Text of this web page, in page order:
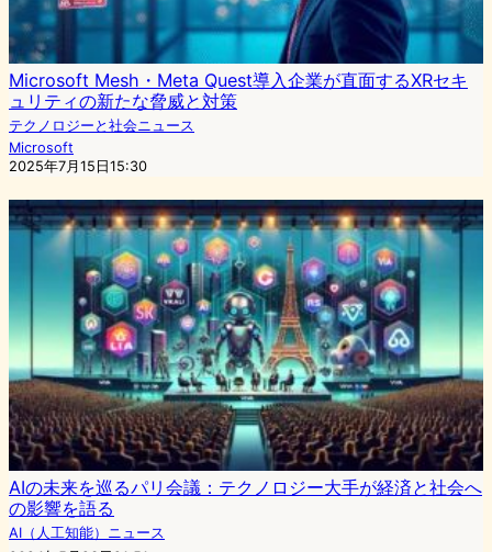
Microsoft Mesh・Meta Quest導入企業が直面するXRセキ
ュリティの新たな脅威と対策
テクノロジーと社会ニュース
Microsoft
2025年7月15日15:30
AIの未来を巡るパリ会議：テクノロジー大手が経済と社会へ
の影響を語る
AI（人工知能）ニュース